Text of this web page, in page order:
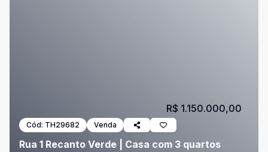
Cód: TH29682 Venda
Rua 1 Recanto Verde | Casa com 3 quartos
R$ 1.150.000,00